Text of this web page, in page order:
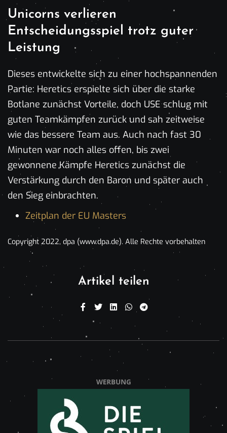
Unicorns verlieren
Entscheidungsspiel trotz guter
Leistung
Dieses entwickelte sich zu einer hochspannenden
Partie: Heretics erspielte sich über die starke
Botlane zunächst Vorteile, doch USE schlug mit
guten Teamkämpfen zurück und sah zeitweise
wie das bessere Team aus. Auch nach fast 30
Minuten war noch alles offen, bis zwei
gewonnene Kämpfe Heretics zunächst die
Verstärkung durch den Baron und später auch
den Sieg einbrachten.
Zeitplan der EU Masters
Copyright 2022, dpa (www.dpa.de). Alle Rechte vorbehalten
Artikel teilen